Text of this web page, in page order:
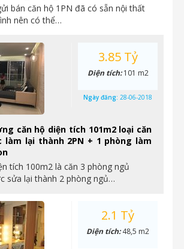
bán căn hộ 1PN đã có sẵn nội thất
nên có thể…
căn hộ diện tích 101m2 loại căn
làm lại thành 2PN + 1 phòng làm
tích 100m2 là căn 3 phòng ngủ
sửa lại thành 2 phòng ngủ…
3.85 Tỷ
Diện tích:101 m2
Ngày đăng: 28-06-2018
2.1 Tỷ
Diện tích:48,5 m2